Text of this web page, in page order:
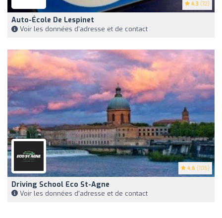
4.3 (72)
Auto-École De Lespinet
Voir les données d'adresse et de contact
4.6 (105)
Driving School Eco St-Agne
Voir les données d'adresse et de contact